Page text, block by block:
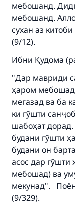
мебошанд.
мебошанд.
сухан аз
(9/12).
Ибни Қудома
"Дар мавриди
ҳаром
мегазад ва ба
ки гӯшти
шабоҳат
будани гӯшти
будани он
асос дар гӯшти
мебошад) ва
мекунад".
(9/329).